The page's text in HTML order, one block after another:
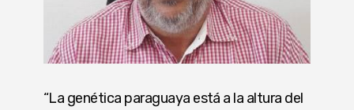
“La genética paraguaya está a la altura del